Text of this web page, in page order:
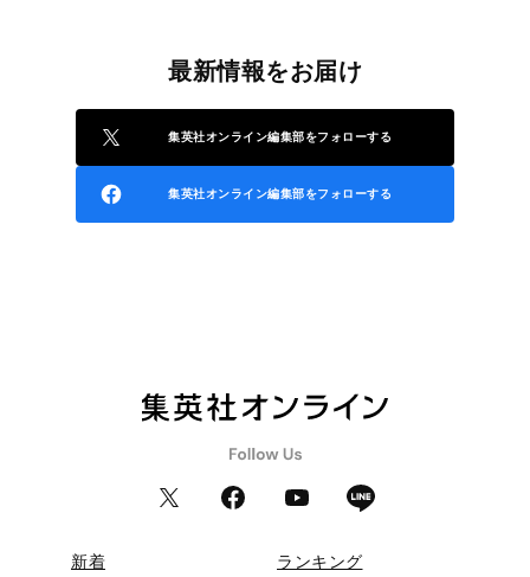
最新情報をお届け
集英社オンライン編集部をフォローする
集英社オンライン編集部をフォローする
新着 ランキング